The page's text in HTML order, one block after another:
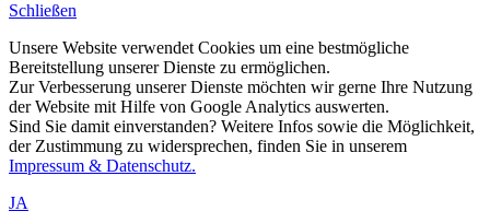
Schließen
Unsere Website verwendet Cookies um eine bestmögliche
Bereitstellung unserer Dienste zu ermöglichen.
Zur Verbesserung unserer Dienste möchten wir gerne Ihre Nutzung
der Website mit Hilfe von Google Analytics auswerten.
Sind Sie damit einverstanden? Weitere Infos sowie die Möglichkeit,
der Zustimmung zu widersprechen, finden Sie in unserem
Impressum & Datenschutz.
JA